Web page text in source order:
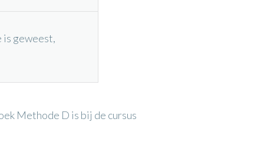
is geweest,
Methode D is bij de cursus